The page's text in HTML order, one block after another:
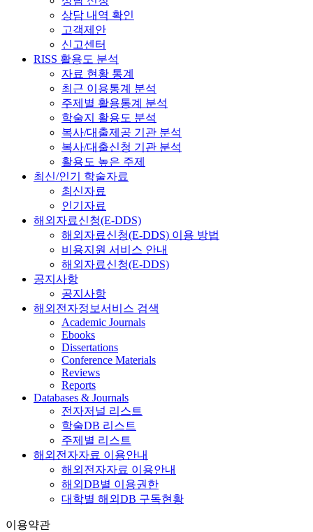
상담 내역 확인
고객제안
신고센터
RISS 활용도 분석
자료 현황 통계
최근 이용통계 분석
주제별 활용통계 분석
학술지 활용도 분석
복사/대출제공 기관 분석
복사/대출신청 기관 분석
활용도 높은 주제
최신/인기 학술자료
최신자료
인기자료
해외자료신청(E-DDS)
해외자료신청(E-DDS) 이용 방법
비용지원 서비스 안내
해외자료신청(E-DDS)
공지사항
공지사항
해외전자정보서비스 검색
Academic Journals
Ebooks
Dissertations
Conference Materials
Reviews
Reports
Databases & Journals
전자저널 리스트
학술DB 리스트
주제별 리스트
해외전자자료 이용안내
해외전자자료 이용안내
해외DB별 이용권한
대학별 해외DB 구독현황
이용약관